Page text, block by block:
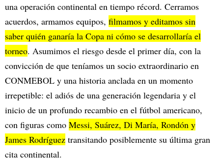
una operación continental en tiempo récord. Cerramos
acuerdos, armamos equipos, filmamos y editamos sin
saber quién ganaría la Copa ni cómo se desarrollaría el
torneo. Asumimos el riesgo desde el primer día, con la
convicción de que teníamos un socio extraordinario en
CONMEBOL y una historia anclada en un momento
irrepetible: el adiós de una generación legendaria y el
inicio de un profundo recambio en el fútbol americano,
con figuras como Messi, Suárez, Di María, Rondón y
James Rodríguez transitando posiblemente su última gran
cita continental.